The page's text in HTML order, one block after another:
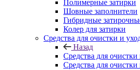
Полимерные затирки
Шовные заполнители
Гибридные
Колер для затирки
Средства для очистки и
Назад
Средства для очистки
Средства для очистки